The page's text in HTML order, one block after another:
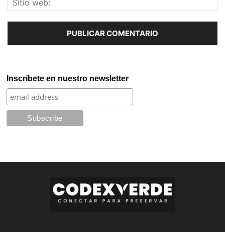
Inscríbete en nuestro newsletter